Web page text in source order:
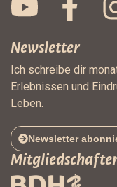
Newsletter
Ich schreibe dir
Erlebnissen und
Leben.
Newsletter